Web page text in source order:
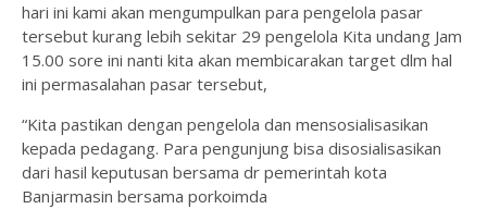
hari ini kami akan mengumpulkan para pengelola pasar
tersebut kurang lebih sekitar 29 pengelola Kita undang Jam
15.00 sore ini nanti kita akan membicarakan target dlm hal
ini permasalahan pasar tersebut,
“Kita pastikan dengan pengelola dan mensosialisasikan
kepada pedagang. Para pengunjung bisa disosialisasikan
dari hasil keputusan bersama dr pemerintah kota
Banjarmasin bersama porkoimda